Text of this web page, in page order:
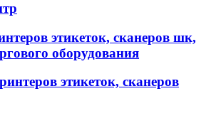
этикеток, сканеров шк,
оборудования
этикеток, сканеров